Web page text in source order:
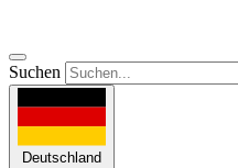
Suchen
Deutschland